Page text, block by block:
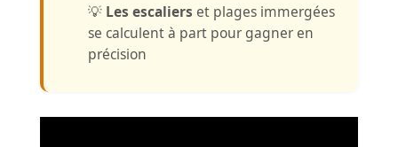
💡 Les escaliers et plages immergées
se calculent à part pour gagner en
précision